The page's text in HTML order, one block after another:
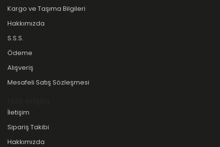
Kargo ve Taşıma Bilgileri
Hakkımızda
S.S.S.
Ödeme
Alışveriş
Mesafeli Satış Sözleşmesi
İletişim
Sipariş Takibi
Hakkımızda